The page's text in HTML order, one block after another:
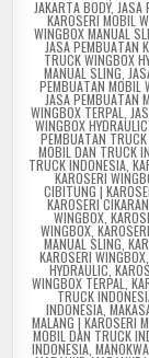
JAKARTA BODY, JASA
KAROSERI MOBIL
WINGBOX MANUAL
JASA PEMBUATAN
TRUCK WINGBOX
MANUAL SLING
PEMBUATAN MOBIL
JASA PEMBUATAN
WINGBOX TERPAL
WINGBOX HYDRAULIC
PEMBUATAN TRUCK
MOBIL DAN TRUCK
TRUCK INDONESIA,
KAROSERI
CIBITUNG |
KAROSERI
WINGBOX
WINGBOX,
MANUAL SLING
KAROSERI WINGBOX,
HYDRAULIC
WINGBOX TERPAL
TRUCK
INDONESIA
MALANG | KAROSERI
MOBIL DAN TRUCK
INDONESIA